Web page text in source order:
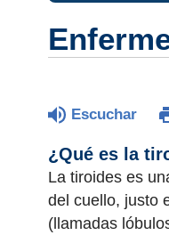
Escuchar
¿Qué es la
La tiroides es
del cuello, justo
(llamadas